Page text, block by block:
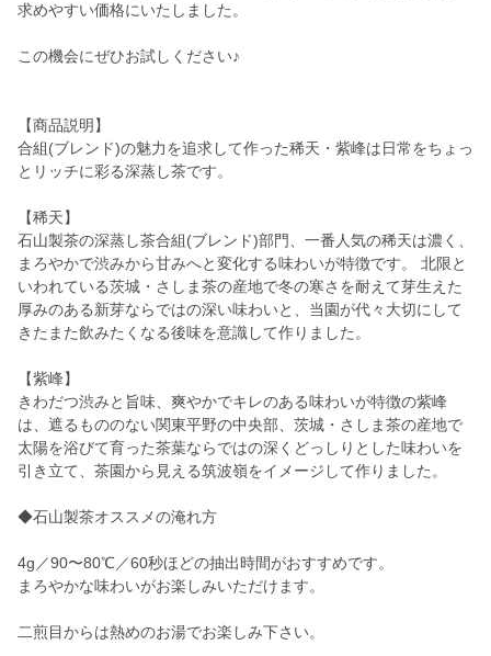
求めやすい価格にいたしました。
この機会にぜひお試しください♪
【商品説明】
合組(ブレンド)の魅力を追求して作った稀天・紫峰は日常をちょっ
とリッチに彩る深蒸し茶です。
【稀天】
石山製茶の深蒸し茶合組(ブレンド)部門、一番人気の稀天は濃く、
まろやかで渋みから甘みへと変化する味わいが特徴です。 北限と
いわれている茨城・さしま茶の産地で冬の寒さを耐えて芽生えた
厚みのある新芽ならではの深い味わいと、当園が代々大切にして
きたまた飲みたくなる後味を意識して作りました。
【紫峰】
きわだつ渋みと旨味、爽やかでキレのある味わいが特徴の紫峰
は、遮るもののない関東平野の中央部、茨城・さしま茶の産地で
太陽を浴びて育った茶葉ならではの深くどっしりとした味わいを
引き立て、茶園から見える筑波嶺をイメージして作りました。
◆石山製茶オススメの淹れ方
4g／90〜80℃／60秒ほどの抽出時間がおすすめです。
まろやかな味わいがお楽しみいただけます。
二煎目からは熱めのお湯でお楽しみ下さい。